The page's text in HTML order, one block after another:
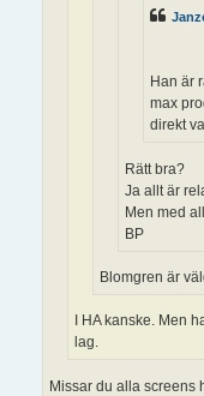
Han är
max
direkt
Rätt bra?
Ja allt är
Men med
BP
Blomgren är
I HA kanske. Men
lag.
Missar du alla screens